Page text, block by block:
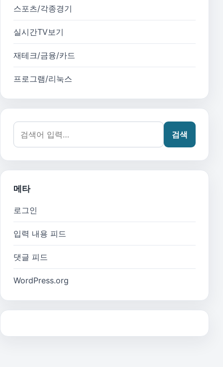
스포츠/각종경기
실시간TV보기
재테크/금융/카드
프로그램/리눅스
검색어:
검색
메타
로그인
입력 내용 피드
댓글 피드
WordPress.org